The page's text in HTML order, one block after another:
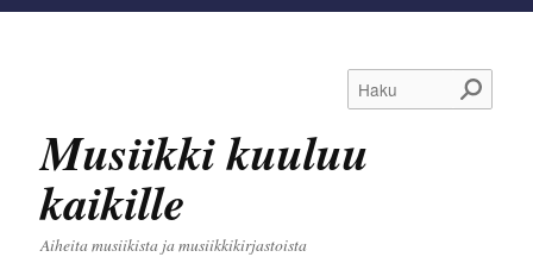
Haku
Musiikki kuuluu
kaikille
Aiheita musiikista ja musiikkikirjastoista